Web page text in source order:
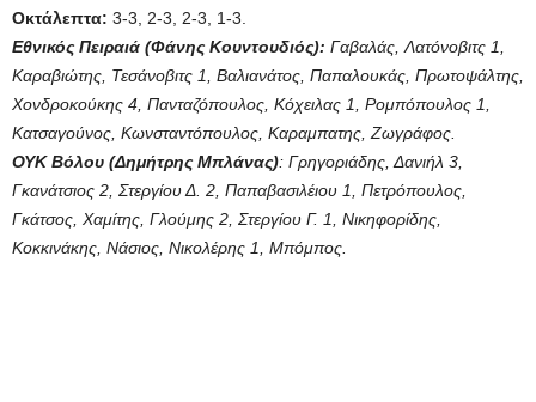
Οκτάλεπτα: 3-3, 2-3, 2-3, 1-3.
Εθνικός Πειραιά (Φάνης Κουντουδιός): Γαβαλάς, Λατόνοβιτς 1,
Καραβιώτης, Τεσάνοβιτς 1, Βαλιανάτος, Παπαλουκάς, Πρωτοψάλτης,
Χονδροκούκης 4, Πανταζόπουλος, Κόχειλας 1, Ρομπόπουλος 1,
Κατσαγούνος, Κωνσταντόπουλος, Καραμπατης, Ζωγράφος.
ΟΥΚ Βόλου (Δημήτρης Μπλάνας): Γρηγοριάδης, Δανιήλ 3,
Γκανάτσιος 2, Στεργίου Δ. 2, Παπαβασιλέιου 1, Πετρόπουλος,
Γκάτσος, Χαμίτης, Γλούμης 2, Στεργίου Γ. 1, Νικηφορίδης,
Κοκκινάκης, Νάσιος, Νικολέρης 1, Μπόμπος.